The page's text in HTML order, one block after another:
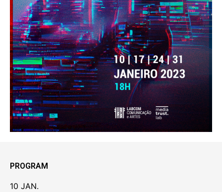
PROGRAM
10 JAN.